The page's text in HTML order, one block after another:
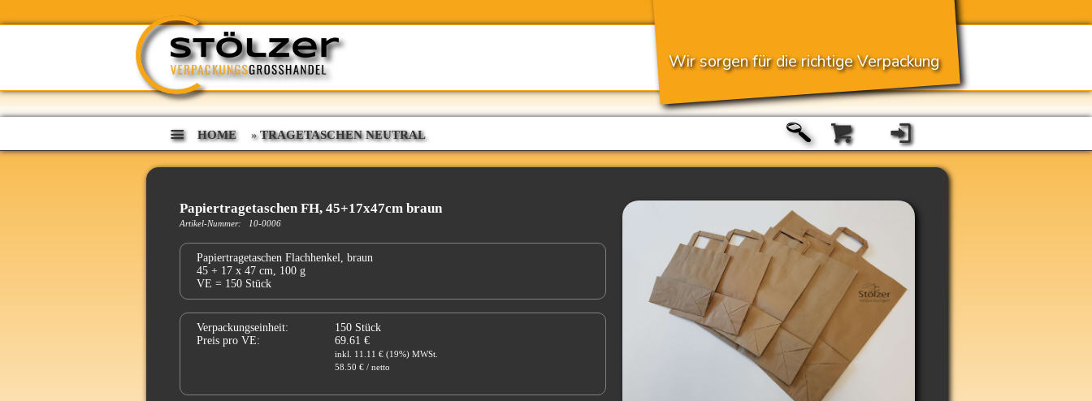
Wir sorgen für die richtige Verpackung
HOME »TRAGETASCHEN NEUTRAL
Papiertragetaschen FH, 45+17x47cm braun
Artikel-Nummer: 10-0006
Papiertragetaschen Flachhenkel, braun
45 + 17 x 47 cm, 100 g
VE = 150 Stück
Verpackungseinheit:
150 Stück
Preis pro VE:
69.61 €
inkl. 11.11 € (19%) MWSt.
58.50 € / netto